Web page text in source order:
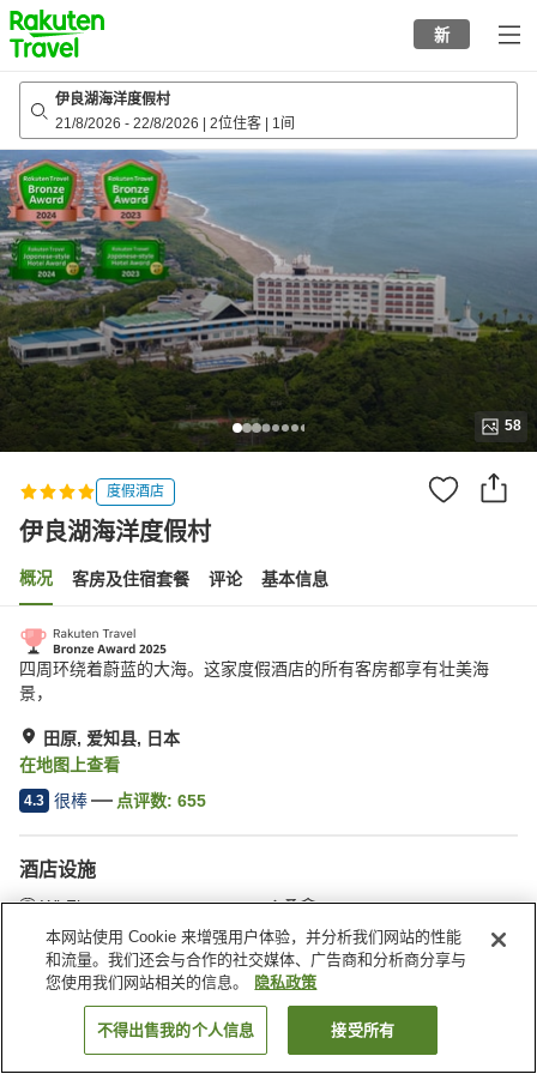
to
top
page
新
伊良湖海洋度假村
21/8/2026 - 22/8/2026 2位住客 1间
58
度假酒店
伊良湖海洋度假村
概况 客房及住宿套餐 评论 基本信息
四周环绕着蔚蓝的大海。这家度假酒店的所有客房都享有壮美海
景，
田原, 爱知县, 日本
在地图上查看
4.3 很棒 点评数: 655
酒店设施
Wi-Fi
桑拿
SPA/美容院
餐厅
首页 日本 爱知县 田原 伊良湖海洋度假村
搜索客房
本网站使用 Cookie 来增强用户体验，并分析我们网站的性能
和流量。我们还会与合作的社交媒体、广告商和分析商分享与
您使用我们网站相关的信息。
隐私政策
不得出售我的个人信息 接受所有